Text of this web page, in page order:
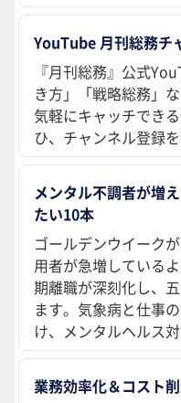
YouTube 月刊総務チ
『月刊総務』公式
き方」「戦略総務」
気軽にキャッチでき
ひ、チャンネル登録
メンタル不調者が増
たい10本
ゴールデンウイーク
用者が急増している
期離職が深刻化し、
ます。気象病と仕事
け、メンタルヘルス
業務効率化＆コスト